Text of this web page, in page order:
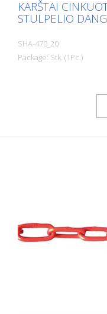
KARŠTAI
STULPELIO
SHA-470_20
Package: Stk. (1Pc.)